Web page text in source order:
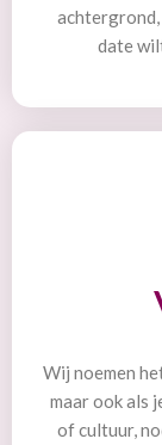
date
Wij noemen
maar ook als
of cultuur,